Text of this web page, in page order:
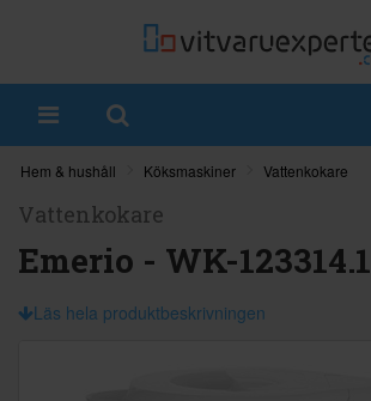
Hem & hushåll Köksmaskiner Vattenkokare
Vattenkokare
Emerio - WK-123314.1
Läs hela produktbeskrivningen